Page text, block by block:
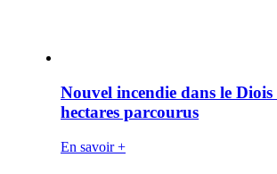
Nouvel incendie dans le Diois
hectares parcourus
En savoir +